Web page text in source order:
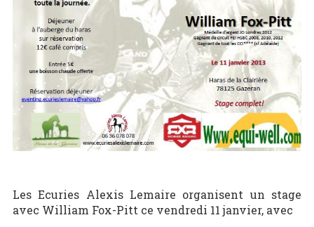
Les Ecuries Alexis Lemaire organisent un stage
avec William Fox-Pitt ce vendredi 11 janvier, avec